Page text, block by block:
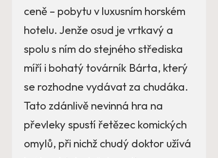
ceně – pobytu v luxusním horském
hotelu. Jenže osud je vrtkavý a
spolu s ním do stejného střediska
míří i bohatý továrník Bárta, který
se rozhodne vydávat za chudáka.
Tato zdánlivě nevinná hra na
převleky spustí řetězec komických
omylů, při nichž chudý doktor užívá